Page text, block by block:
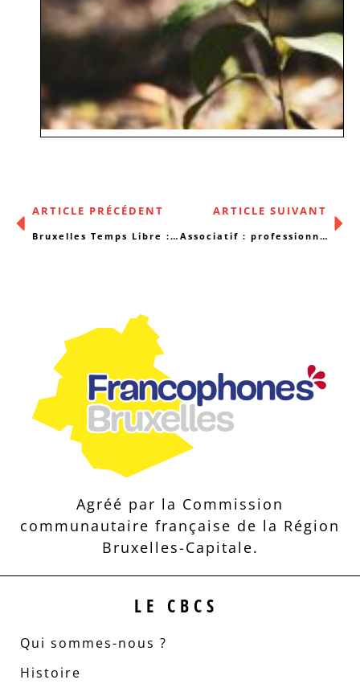
ARTICLE PRÉCÉDENT
Bruxelles Temps Libre : l’outil web dédié à l’extrascolaire
ARTICLE SUIVANT
Associatif : professionnalisation et militantisme sont-ils compatibles ?
Agréé par la Commission
communautaire française de la Région
Bruxelles-Capitale.
LE CBCS
Qui sommes-nous ?
Histoire